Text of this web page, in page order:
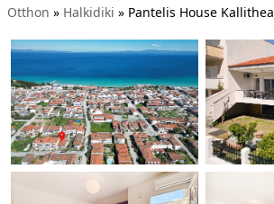
Otthon » Halkidiki » Pantelis House Kallithea